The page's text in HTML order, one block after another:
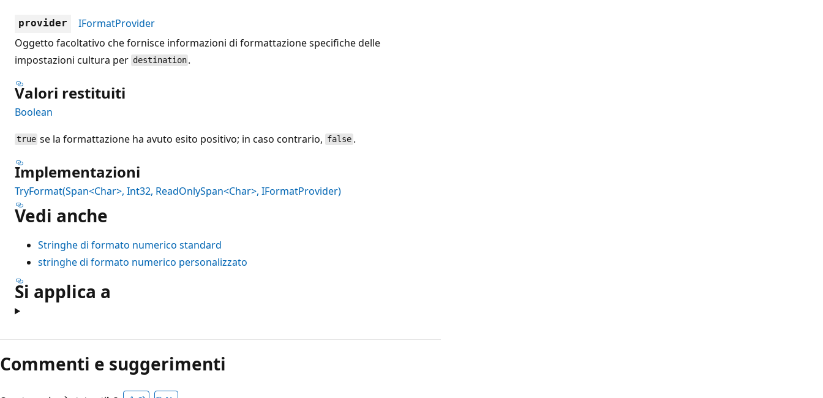
provider
IFormatProvider
Oggetto facoltativo che fornisce informazioni di formattazione specifiche delle
impostazioni cultura per destination .
Valori restituiti
Boolean
true se la formattazione ha avuto esito positivo; in caso contrario, false.
Implementazioni
TryFormat(Span<Char>, Int32, ReadOnlySpan<Char>, IFormatProvider)
Vedi anche
Stringhe di formato numerico standard
stringhe di formato numerico personalizzato
Si applica a
Commenti e suggerimenti